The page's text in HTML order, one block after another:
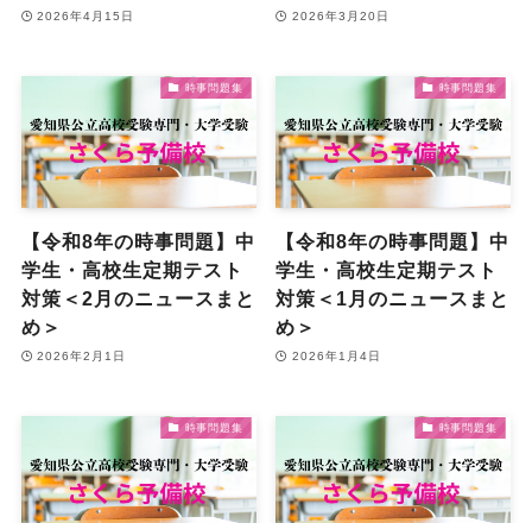
2026年4月15日 2026年3月20日
時事問題集
【令和8年の時事問題】中
学生・高校生定期テスト
対策＜2月のニュースまと
め＞
2026年2月1日
時事問題集
【令和8年の時事問題】中
学生・高校生定期テスト
対策＜1月のニュースまと
め＞
2026年1月4日
時事問題集 時事問題集